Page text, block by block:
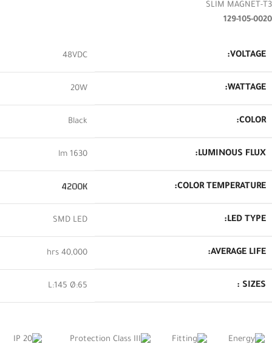
SLIM MAGNET-T3
129-105-0020
VOLTAGE:
48VDC
WATTAGE:
20W
COLOR:
Black
LUMINOUS FLUX:
1630 lm
COLOR TEMPERATURE:
4200K
LED TYPE:
SMD LED
AVERAGE LIFE:
40,000 hrs
SIZES :
L:145 Ø:65